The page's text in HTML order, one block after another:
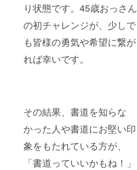
り状態です。45歳おっさん
の初チャレンジが、少しで
も皆様の勇気や希望に繋が
れば幸いです。
その結果、書道を知らな
かった人や書道にお堅い印
象をもたれている方が、
「書道っていいかもね！」